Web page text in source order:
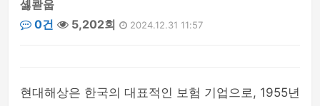
셿콷웁
0건
5,202회 2024.12.31 11:57
현대해상은 한국의 대표적인 보험 기업으로, 1955년